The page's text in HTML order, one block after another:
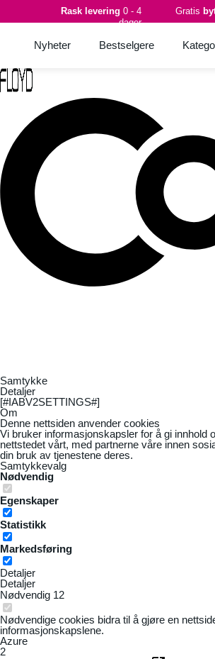
Samtykke
Detaljer
[#IABV2SETTINGS#]
Om
Denne nettsiden anvender cookies
Vi bruker informasjonskapsler for å gi innhold
nettstedet vårt, med partnerne våre innen
din bruk av tjenestene deres.
Samtykkevalg
Nødvendig
Egenskaper
Statistikk
Markedsføring
Detaljer
Detaljer
Nødvendig 12
Nødvendige cookies bidra til å gjøre en
informasjonskapslene.
Azure
2
Rask levering 0 - 4
dager
Gratis
Nyheter Bestselgere